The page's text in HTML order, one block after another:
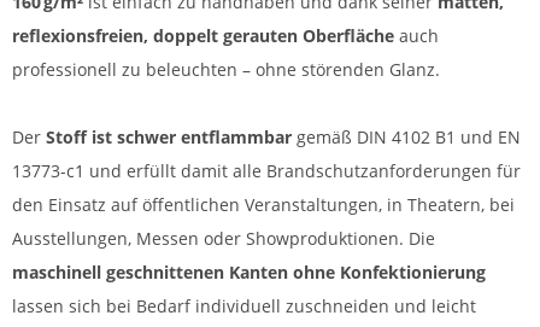
reflexionsfreien, doppelt gerauten Oberfläche auch
professionell zu beleuchten – ohne störenden Glanz.
Der Stoff ist schwer entflammbar gemäß DIN 4102 B1 und EN
13773-c1 und erfüllt damit alle Brandschutzanforderungen für
den Einsatz auf öffentlichen Veranstaltungen, in Theatern, bei
Ausstellungen, Messen oder Showproduktionen. Die
maschinell geschnittenen Kanten ohne Konfektionierung
lassen sich bei Bedarf individuell zuschneiden und leicht